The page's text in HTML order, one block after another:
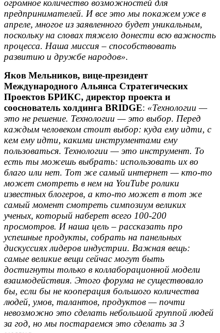
огромное количество возможностей для
предпринимателей. И все это мы покажем уже в
апреле, многое из заявленного будет уникальным,
поскольку на словах тяжело донести всю важность
процесса. Наша миссия – способствовать
развитию и дружбе народов».
Яков Мельников, вице-президент
Международного Альянса Стратегических
Проектов БРИКС, директор проекта и
сооснователь холдинга BRIDGE: «Технологии —
это не решение. Технологии — это выбор. Перед
каждым человеком стоит выбор: куда ему идти, с
кем ему идти, какими инструментами ему
пользоваться. Технологии — это инструмент. То
есть ты можешь выбрать: использовать их во
благо или нет. Тот же самый интернет — кто-то
может смотреть в нем на YouTube ролики
известных блогеров, а кто-то может в тот же
самый момент смотреть симпозиум великих
ученых, который наберет всего 100-200
просмотров. И наша цель – рассказать про
успешные продукты, собрать на панельных
дискуссиях лидеров индустрии. Важная вещь:
самые великие вещи сейчас могут быть
достигнуты только в коллаборационной модели
взаимодействия. Этого форума не существовало
бы, если бы не кооперация большого количества
людей, умов, талантов, продуктов — почти
невозможно это сделать небольшой группой людей
за год, но мы постараемся это сделать за 3